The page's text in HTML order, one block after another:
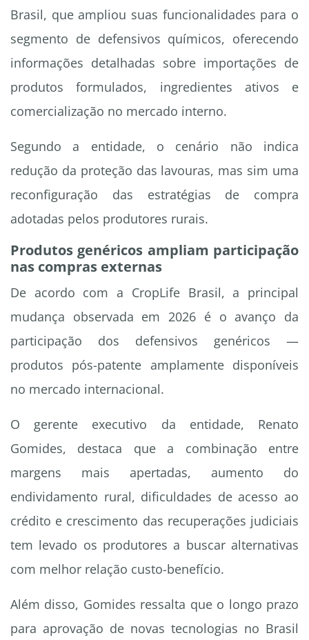
Brasil, que ampliou suas funcionalidades para o
segmento de defensivos químicos, oferecendo
informações detalhadas sobre importações de
produtos formulados, ingredientes ativos e
comercialização no mercado interno.
Segundo a entidade, o cenário não indica
redução da proteção das lavouras, mas sim uma
reconfiguração das estratégias de compra
adotadas pelos produtores rurais.
Produtos genéricos ampliam participação
nas compras externas
De acordo com a CropLife Brasil, a principal
mudança observada em 2026 é o avanço da
participação dos defensivos genéricos —
produtos pós-patente amplamente disponíveis
no mercado internacional.
O gerente executivo da entidade, Renato
Gomides, destaca que a combinação entre
margens mais apertadas, aumento do
endividamento rural, dificuldades de acesso ao
crédito e crescimento das recuperações judiciais
tem levado os produtores a buscar alternativas
com melhor relação custo-benefício.
Além disso, Gomides ressalta que o longo prazo
para aprovação de novas tecnologias no Brasil